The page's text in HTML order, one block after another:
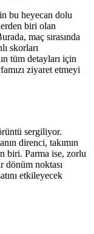
bu heyecan dolu
biri olan
maç sırasında
skorları
tüm detayları için
ziyaret etmeyi
sergiliyor.
direnci, takımın
biri. Parma ise, zorlu
dönüm noktası
etkileyecek